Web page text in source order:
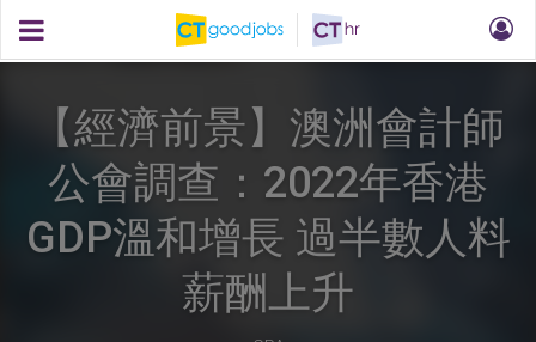
【經濟前景】澳洲會計師
公會調查：2022年香港
GDP溫和增長 過半數人料
薪酬上升